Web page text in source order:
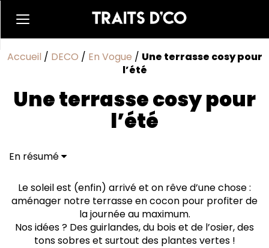
Accueil / DECO / En Vogue / Une terrasse cosy pour
l’été
Une terrasse cosy pour
l’été
En résumé
Le soleil est (enfin) arrivé et on rêve d’une chose :
aménager notre terrasse en cocon pour profiter de
la journée au maximum.
Nos idées ? Des guirlandes, du bois et de l’osier, des
tons sobres et surtout des plantes vertes !